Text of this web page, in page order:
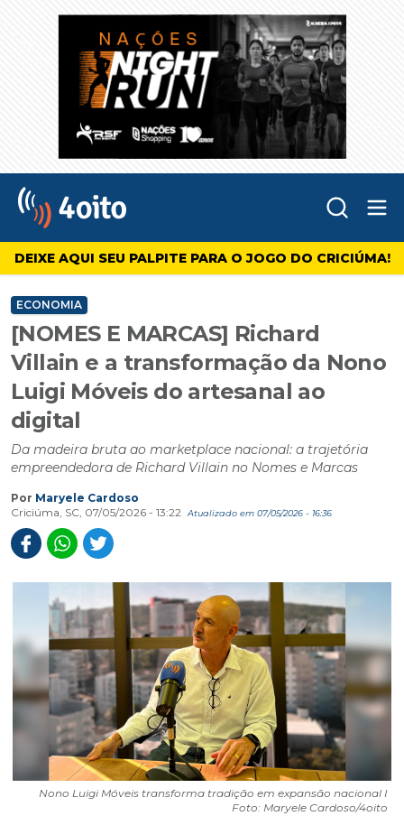
4oito
DEIXE AQUI SEU PALPITE PARA O JOGO DO CRICIÚMA!
ECONOMIA
[NOMES E MARCAS] Richard
Villain e a transformação da Nono
Luigi Móveis do artesanal ao
digital
Da madeira bruta ao marketplace nacional: a trajetória
empreendedora de Richard Villain no Nomes e Marcas
Por Maryele Cardoso
Criciúma, SC, 07/05/2026 - 13:22
Atualizado em 07/05/2026 - 16:36
Nono Luigi Móveis transforma tradição em expansão nacional I
Foto: Maryele Cardoso/4oito